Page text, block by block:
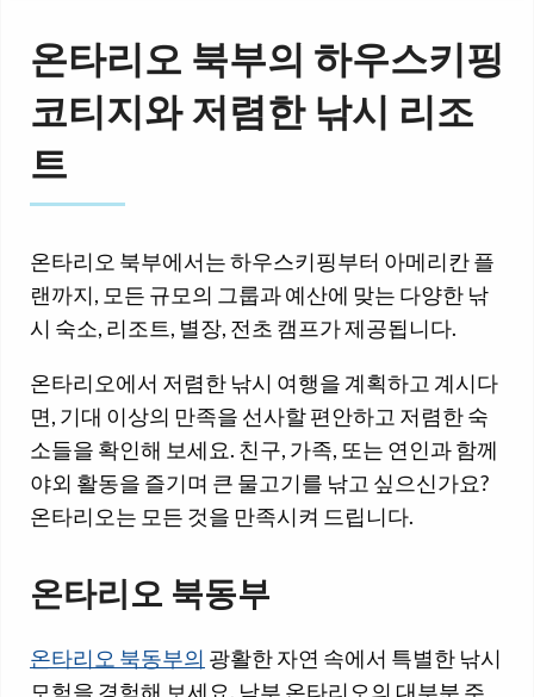
온타리오 북부의 하우스키핑
코티지와 저렴한 낚시 리조
트
온타리오 북부에서는 하우스키핑부터 아메리칸 플
랜까지, 모든 규모의 그룹과 예산에 맞는 다양한 낚
시 숙소, 리조트, 별장, 전초 캠프가 제공됩니다.
온타리오에서 저렴한 낚시 여행을 계획하고 계시다
면, 기대 이상의 만족을 선사할 편안하고 저렴한 숙
소들을 확인해 보세요. 친구, 가족, 또는 연인과 함께
야외 활동을 즐기며 큰 물고기를 낚고 싶으신가요?
온타리오는 모든 것을 만족시켜 드립니다.
온타리오 북동부
온타리오 북동부의 광활한 자연 속에서 특별한 낚시
모험을 경험해 보세요. 남부 온타리오의 대부분 주